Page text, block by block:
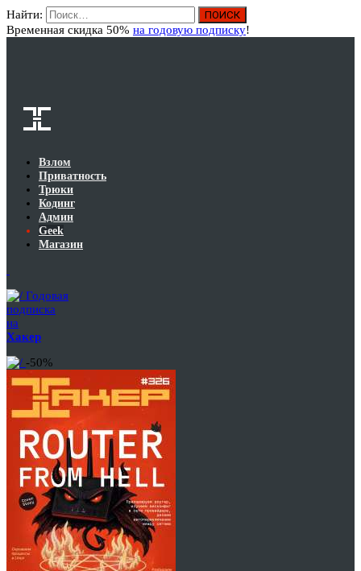
Найти:
Временная скидка 50% на годовую подписку!
Взлом
Приватность
Трюки
Кодинг
Админ
Geek
Магазин
Годовая
подписка
на
Хакер
-50%